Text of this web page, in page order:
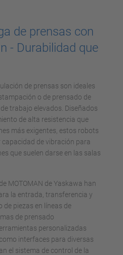
de prensas con
- Durabilidad que
de prensas son ideales
o de prensado de
trabajo elevados. Diseñados
de alta resistencia que
más exigentes, estos robots
de vibración para
que suelen darse en las salas
MOTOMAN de Yaskawa han
la entrada, transferencia y
piezas en líneas de
de prensado
personalizadas
interfaces para diversas
el sistema de control de la